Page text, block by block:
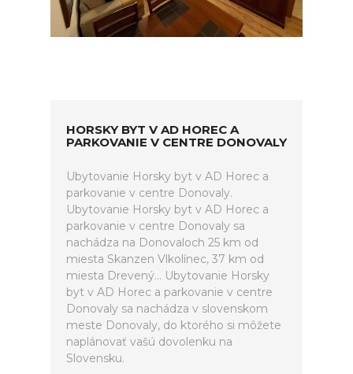
HORSKY BYT V AD HOREC A
PARKOVANIE V CENTRE DONOVALY
Ubytovanie Horsky byt v AD Horec a
parkovanie v centre Donovaly.
Ubytovanie Horsky byt v AD Horec a
parkovanie v centre Donovaly sa
nachádza na Donovaloch 25 km od
miesta Skanzen Vlkolínec, 37 km od
miesta Drevený... Ubytovanie Horsky
byt v AD Horec a parkovanie v centre
Donovaly sa nachádza v slovenskom
meste Donovaly, do ktorého si môžete
naplánovať vašú dovolenku na
Slovensku.